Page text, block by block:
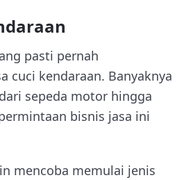
pasti pernah
cuci kendaraan. Banyaknya
sepeda motor hingga
bisnis jasa ini
mencoba memulai jenis